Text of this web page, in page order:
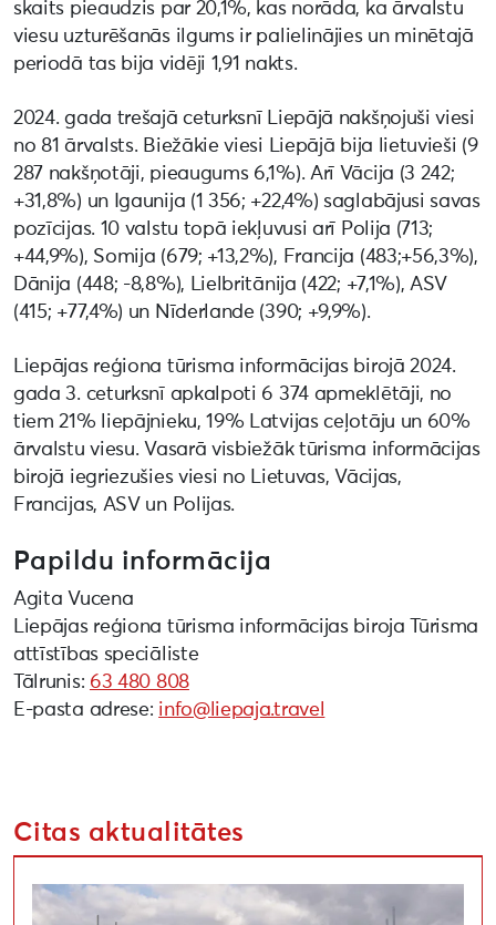
skaits pieaudzis par 20,1%, kas norāda, ka ārvalstu
viesu uzturēšanās ilgums ir palielinājies un minētajā
periodā tas bija vidēji 1,91 nakts.
2024. gada trešajā ceturksnī Liepājā nakšņojuši viesi
no 81 ārvalsts. Biežākie viesi Liepājā bija lietuvieši (9
287 nakšņotāji, pieaugums 6,1%). Arī Vācija (3 242;
+31,8%) un Igaunija (1 356; +22,4%) saglabājusi savas
pozīcijas. 10 valstu topā iekļuvusi arī Polija (713;
+44,9%), Somija (679; +13,2%), Francija (483;+56,3%),
Dānija (448; -8,8%), Lielbritānija (422; +7,1%), ASV
(415; +77,4%) un Nīderlande (390; +9,9%).
Liepājas reģiona tūrisma informācijas birojā 2024.
gada 3. ceturksnī apkalpoti 6 374 apmeklētāji, no
tiem 21% liepājnieku, 19% Latvijas ceļotāju un 60%
ārvalstu viesu. Vasarā visbiežāk tūrisma informācijas
birojā iegriezušies viesi no Lietuvas, Vācijas,
Francijas, ASV un Polijas.
Papildu informācija
Agita Vucena
Liepājas reģiona tūrisma informācijas biroja Tūrisma
attīstības speciāliste
Tālrunis: 63 480 808
E-pasta adrese: info@liepaja.travel
Citas aktualitātes